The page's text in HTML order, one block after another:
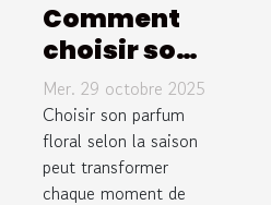
Comment
choisir son
parfum
floral pour
chaque
saison ?
Mer. 29 octobre 2025
Choisir son parfum
floral selon la saison
peut transformer
chaque moment de